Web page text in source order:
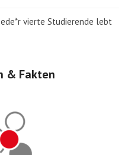
vierte Studierende lebt
& Fakten